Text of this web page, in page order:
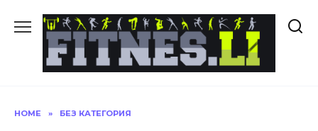
HOME » БЕЗ КАТЕГОРИЯ